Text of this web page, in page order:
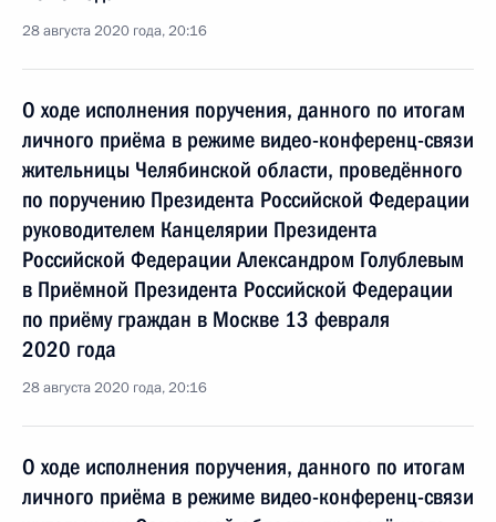
28 августа 2020 года, 20:16
О ходе исполнения поручения, данного по итогам
личного приёма в режиме видео-конференц-связи
жительницы Челябинской области, проведённого
по поручению Президента Российской Федерации
руководителем Канцелярии Президента
Российской Федерации Александром Голублевым
в Приёмной Президента Российской Федерации
по приёму граждан в Москве 13 февраля
2020 года
28 августа 2020 года, 20:16
О ходе исполнения поручения, данного по итогам
личного приёма в режиме видео-конференц-связи